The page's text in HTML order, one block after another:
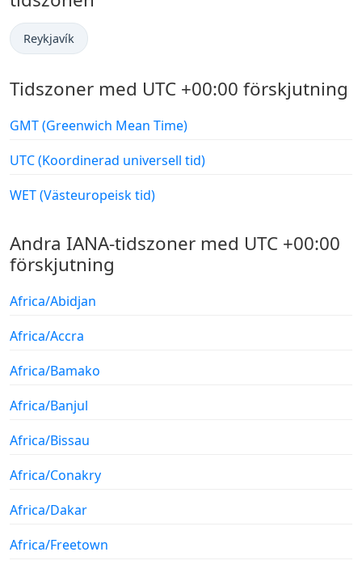
Reykjavík
Tidszoner med UTC +00:00 förskjutning
GMT (Greenwich Mean Time)
UTC (Koordinerad universell tid)
WET (Västeuropeisk tid)
Andra IANA-tidszoner med UTC +00:00
förskjutning
Africa/Abidjan
Africa/Accra
Africa/Bamako
Africa/Banjul
Africa/Bissau
Africa/Conakry
Africa/Dakar
Africa/Freetown